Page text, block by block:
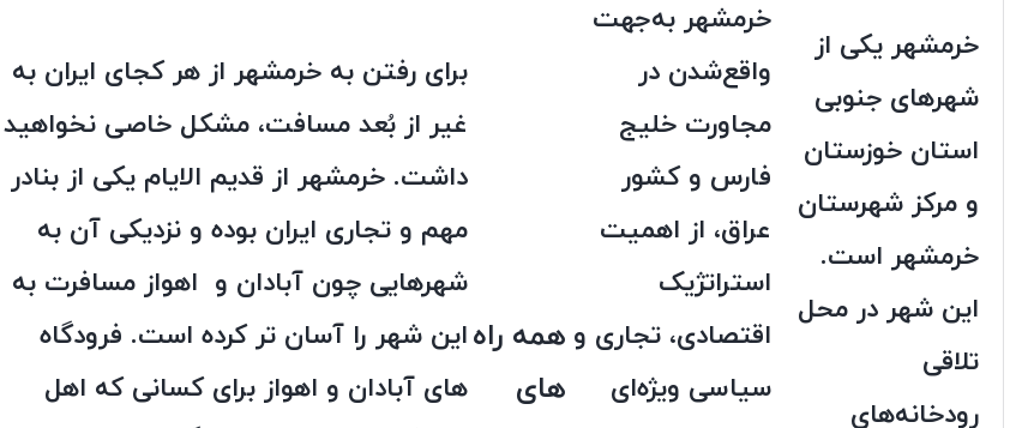
خرمشهر یکی از
شهرهای جنوبی
استان خوزستان
و مرکز شهرستان
خرمشهر است.
این شهر در محل
تلاقی
رودخانه‌های
خرمشهر به‌جهت
واقع‌شدن در
مجاورت خلیج
فارس و کشور
عراق، از اهمیت
استراتژیک
اقتصادی، تجاری و
سیاسی ویژه‌ای
همه راه
های
برای رفتن به خرمشهر از هر کجای ایران به
غیر از بُعد مسافت، مشکل خاصی نخواهید
داشت. خرمشهر از قدیم الایام یکی از بنادر
مهم و تجاری ایران بوده و نزدیکی آن به
شهرهایی چون آبادان و اهواز مسافرت به
این شهر را آسان تر کرده است. فرودگاه
های آبادان و اهواز برای کسانی که اهل